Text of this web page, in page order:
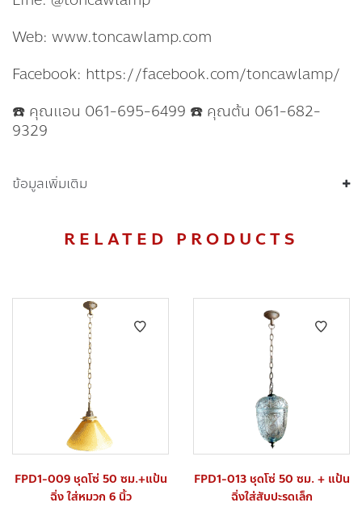
Web: www.toncawlamp.com
Facebook: https://facebook.com/toncawlamp/
☎️ คุณแอน 061-695-6499 ☎️ คุณต้น 061-682-
9329
ข้อมูลเพิ่มเติม
RELATED PRODUCTS
FPD1-009 ชุดโซ่ 50 ซม.+แป้น
ฉิ่ง ใส่หมวก 6 นิ้ว
FPD1-013 ชุดโซ่ 50 ซม. + แป้น
ฉิ่งใส่สับปะรดเล็ก